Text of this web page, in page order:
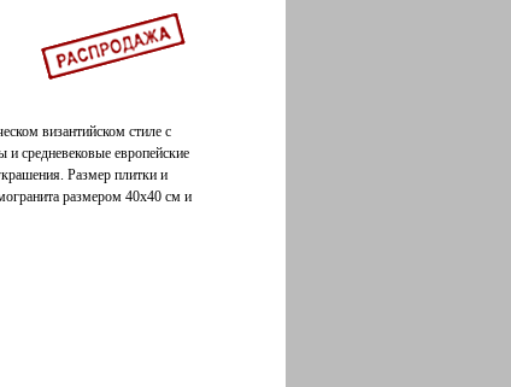
византийском стиле с
средневековые европейские
Размер плитки и
размером 40х40 см и